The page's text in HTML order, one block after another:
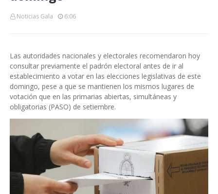
Noticias Gala 6:06
Las autoridades nacionales y electorales recomendaron hoy
consultar previamente el padrón electoral antes de ir al
establecimiento a votar en las elecciones legislativas de este
domingo, pese a que se mantienen los mismos lugares de
votación que en las primarias abiertas, simultáneas y
obligatorias (PASO) de setiembre.